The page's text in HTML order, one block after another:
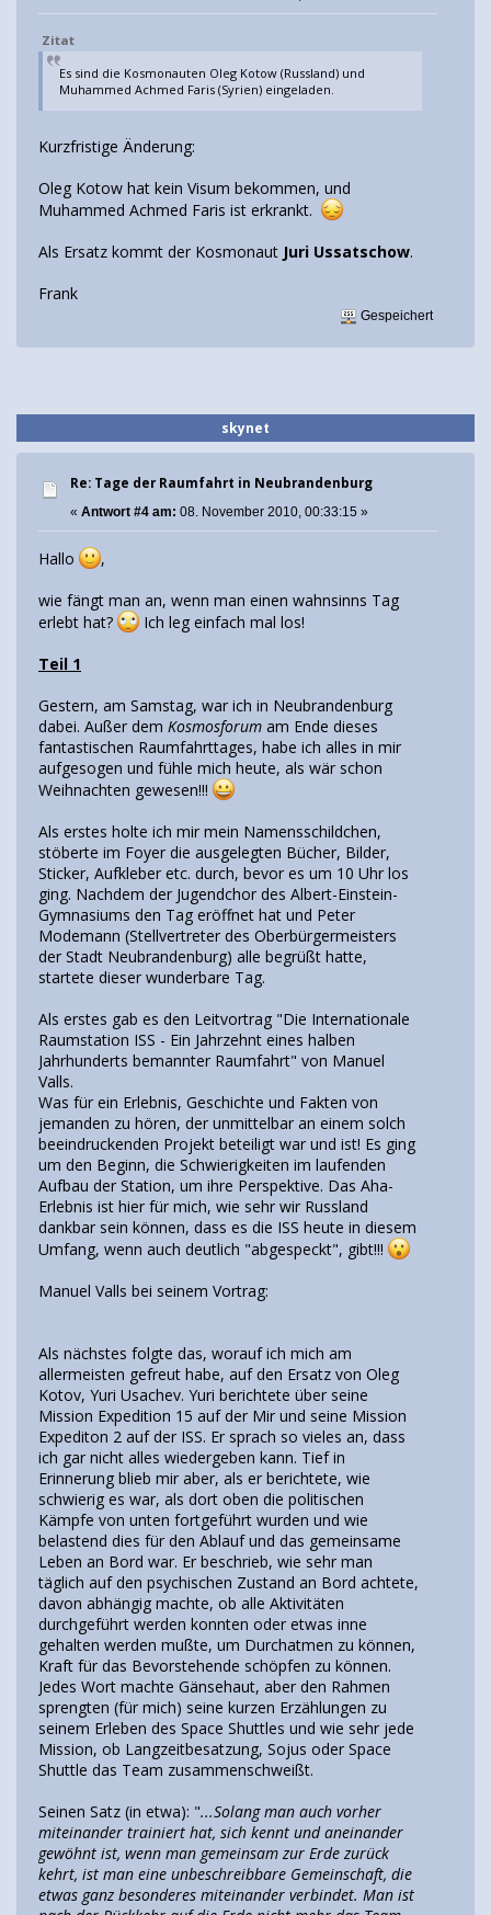
Zitat
Es sind die Kosmonauten Oleg Kotow (Russland) und
Muhammed Achmed Faris (Syrien) eingeladen.
Kurzfristige Änderung:
Oleg Kotow hat kein Visum bekommen, und
Muhammed Achmed Faris ist erkrankt.
Als Ersatz kommt der Kosmonaut Juri Ussatschow.
Frank
Gespeichert
skynet
Re: Tage der Raumfahrt in Neubrandenburg
« Antwort #4 am: 08. November 2010, 00:33:15 »
Hallo
,
wie fängt man an, wenn man einen wahnsinns Tag
erlebt hat?
Ich leg einfach mal los!
Teil 1
Gestern, am Samstag, war ich in Neubrandenburg
dabei. Außer dem Kosmosforum am Ende dieses
fantastischen Raumfahrttages, habe ich alles in mir
aufgesogen und fühle mich heute, als wär schon
Weihnachten gewesen!!!
Als erstes holte ich mir mein Namensschildchen,
stöberte im Foyer die ausgelegten Bücher, Bilder,
Sticker, Aufkleber etc. durch, bevor es um 10 Uhr los
ging. Nachdem der Jugendchor des Albert-Einstein-
Gymnasiums den Tag eröffnet hat und Peter
Modemann (Stellvertreter des Oberbürgermeisters
der Stadt Neubrandenburg) alle begrüßt hatte,
startete dieser wunderbare Tag.
Als erstes gab es den Leitvortrag "Die Internationale
Raumstation ISS - Ein Jahrzehnt eines halben
Jahrhunderts bemannter Raumfahrt" von Manuel
Valls.
Was für ein Erlebnis, Geschichte und Fakten von
jemanden zu hören, der unmittelbar an einem solch
beeindruckenden Projekt beteiligt war und ist! Es ging
um den Beginn, die Schwierigkeiten im laufenden
Aufbau der Station, um ihre Perspektive. Das Aha-
Erlebnis ist hier für mich, wie sehr wir Russland
dankbar sein können, dass es die ISS heute in diesem
Umfang, wenn auch deutlich "abgespeckt", gibt!!!
Manuel Valls bei seinem Vortrag:
Als nächstes folgte das, worauf ich mich am
allermeisten gefreut habe, auf den Ersatz von Oleg
Kotov, Yuri Usachev. Yuri berichtete über seine
Mission Expedition 15 auf der Mir und seine Mission
Expediton 2 auf der ISS. Er sprach so vieles an, dass
ich gar nicht alles wiedergeben kann. Tief in
Erinnerung blieb mir aber, als er berichtete, wie
schwierig es war, als dort oben die politischen
Kämpfe von unten fortgeführt wurden und wie
belastend dies für den Ablauf und das gemeinsame
Leben an Bord war. Er beschrieb, wie sehr man
täglich auf den psychischen Zustand an Bord achtete,
davon abhängig machte, ob alle Aktivitäten
durchgeführt werden konnten oder etwas inne
gehalten werden mußte, um Durchatmen zu können,
Kraft für das Bevorstehende schöpfen zu können.
Jedes Wort machte Gänsehaut, aber den Rahmen
sprengten (für mich) seine kurzen Erzählungen zu
seinem Erleben des Space Shuttles und wie sehr jede
Mission, ob Langzeitbesatzung, Sojus oder Space
Shuttle das Team zusammenschweißt.
Seinen Satz (in etwa): "...Solang man auch vorher
miteinander trainiert hat, sich kennt und aneinander
gewöhnt ist, wenn man gemeinsam zur Erde zurück
kehrt, ist man eine unbeschreibbare Gemeinschaft, die
etwas ganz besonderes miteinander verbindet. Man ist